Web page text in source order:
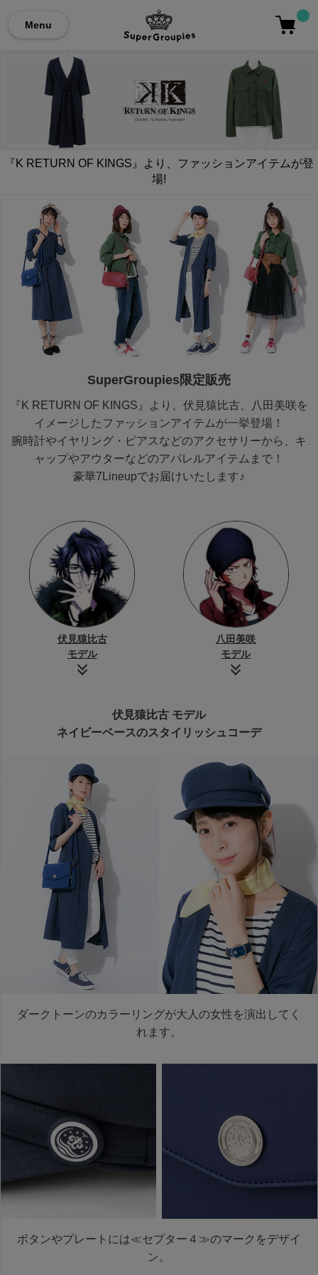
Menu
『K RETURN OF KINGS』より、ファッションアイテムが登
場!
SuperGroupies限定販売
『K RETURN OF KINGS』より、伏見猿比古、八田美咲を
イメージしたファッションアイテムが一挙登場！
腕時計やイヤリング・ピアスなどのアクセサリーから、キ
ャップやアウターなどのアパレルアイテムまで！
豪華7Lineupでお届けいたします♪
伏見猿比古
モデル
八田美咲
モデル
伏見猿比古 モデル
ネイビーベースのスタイリッシュコーデ
ダークトーンのカラーリングが大人の女性を演出してく
れます。
ボタンやプレートには≪セプター４≫のマークをデザイ
ン。